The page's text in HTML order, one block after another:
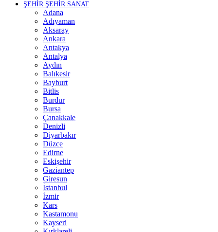
ŞEHİR ŞEHİR SANAT
Adana
Adıyaman
Aksaray
Ankara
Antakya
Antalya
Aydın
Balıkesir
Bayburt
Bitlis
Burdur
Bursa
Çanakkale
Denizli
Diyarbakır
Düzce
Edirne
Eskişehir
Gaziantep
Giresun
İstanbul
İzmir
Kars
Kastamonu
Kayseri